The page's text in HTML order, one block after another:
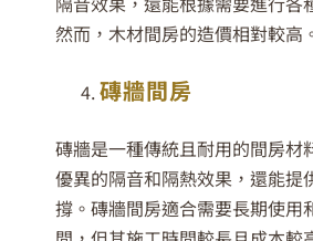
然而，木材間房的造價相對較高
磚牆間房
磚牆是一種傳統且耐用的間房材
優異的隔音和隔熱效果，還能提
撐。磚牆間房適合需要長期使用